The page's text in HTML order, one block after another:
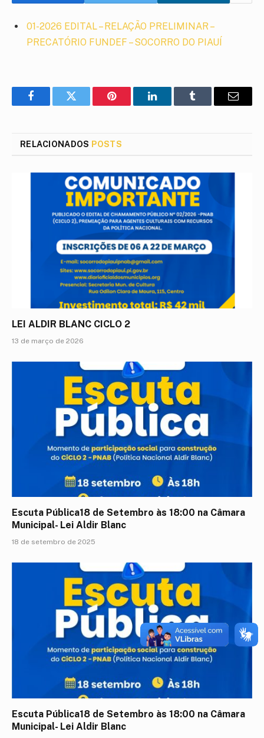
01-2026 EDITAL – RELAÇÃO PRELIMINAR –
PRECATÓRIO FUNDEF – SOCORRO DO PIAUÍ
FacebookTwitter Pinterest LinkedInTumblr
E-
RELACIONADOS POSTS
LEI ALDIR BLANC CICLO 2
13 de março de 2026
Escuta Pública18 de Setembro às 18:00 na Câmara
Municipal- Lei Aldir Blanc
18 de setembro de 2025
Escuta Pública18 de Setembro às 18:00 na Câmara
Municipal- Lei Aldir Blanc